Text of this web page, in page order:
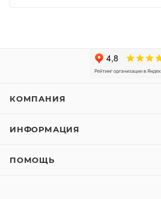
КОМПАНИЯ
ИНФОРМАЦИЯ
ПОМОЩЬ